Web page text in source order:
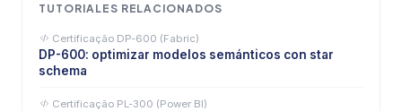
TUTORIALES RELACIONADOS
Certificação DP-600 (Fabric)
DP-600: optimizar modelos semánticos con star
schema
Certificação PL-300 (Power BI)